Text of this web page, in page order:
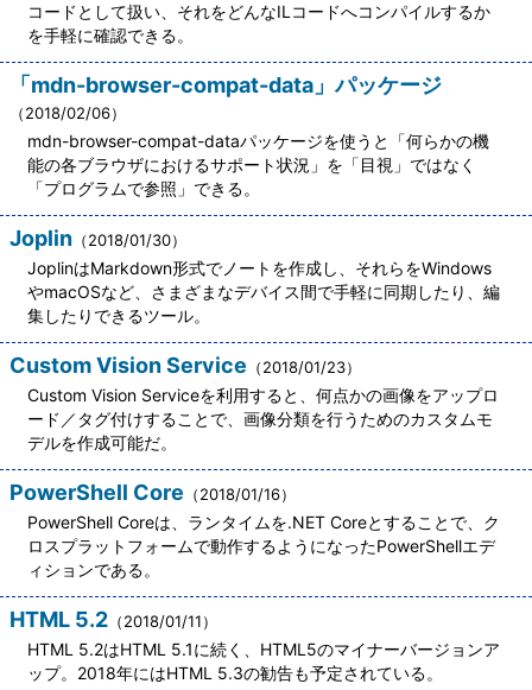
コードとして扱い、それをどんなILコードへコンパイルするか
を手軽に確認できる。
「mdn-browser-compat-data」パッケージ
（2018/02/06）
mdn-browser-compat-dataパッケージを使うと「何らかの機
能の各ブラウザにおけるサポート状況」を「目視」ではなく
「プログラムで参照」できる。
Joplin （2018/01/30）
JoplinはMarkdown形式でノートを作成し、それらをWindows
やmacOSなど、さまざまなデバイス間で手軽に同期したり、編
集したりできるツール。
Custom Vision Service （2018/01/23）
Custom Vision Serviceを利用すると、何点かの画像をアップロ
ード／タグ付けすることで、画像分類を行うためのカスタムモ
デルを作成可能だ。
PowerShell Core （2018/01/16）
PowerShell Coreは、ランタイムを.NET Coreとすることで、ク
ロスプラットフォームで動作するようになったPowerShellエデ
ィションである。
HTML 5.2 （2018/01/11）
HTML 5.2はHTML 5.1に続く、HTML5のマイナーバージョンア
ップ。2018年にはHTML 5.3の勧告も予定されている。